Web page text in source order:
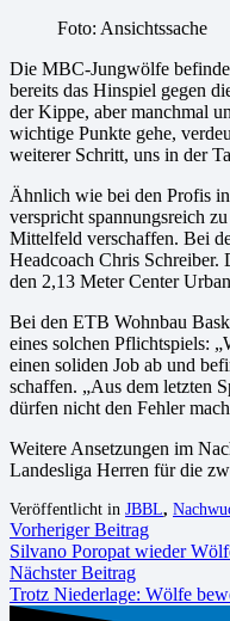
Foto: Ansichtssache
Die MBC-Jungwölfe
bereits das Hinspiel gegen
der Kippe, aber manchmal
wichtige Punkte gehe,
weiterer Schritt, uns in der
Ähnlich wie bei den Profis
verspricht spannungsreich
Mittelfeld verschaffen. Bei
Headcoach Chris
den 2,13 Meter Center
Bei den ETB Wohnbau
eines solchen Pflichtspiels:
einen soliden Job ab und
schaffen. „Aus dem letzten
dürfen nicht den Fehler
Weitere Ansetzungen im
Landesliga Herren für die
Veröffentlicht in JBBL,
Vorheriger Beitrag
Silvano Poropat wieder
Nächster Beitrag
Trotz Niederlage: Wölfe